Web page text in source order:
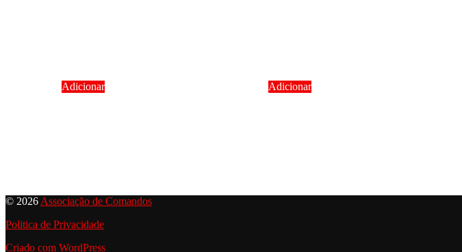
Adicionar Adicionar
© 2026 Associação de Comandos
Politica de Privacidade
Criado com WordPress